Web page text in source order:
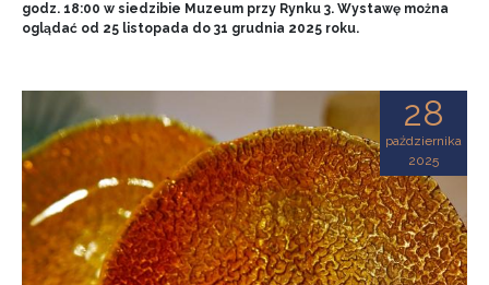
godz. 18:00 w siedzibie Muzeum przy Rynku 3. Wystawę można
oglądać od 25 listopada do 31 grudnia 2025 roku.
28
października
2025